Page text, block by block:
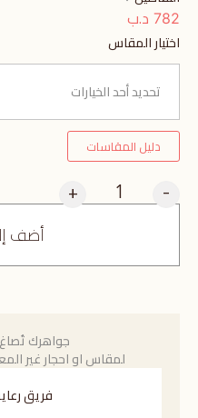
782 د.ب
اختيار المقاس
دليل المقاسات
-
+
أضف
جواهرك
لمقاس او احجار غير
فريق